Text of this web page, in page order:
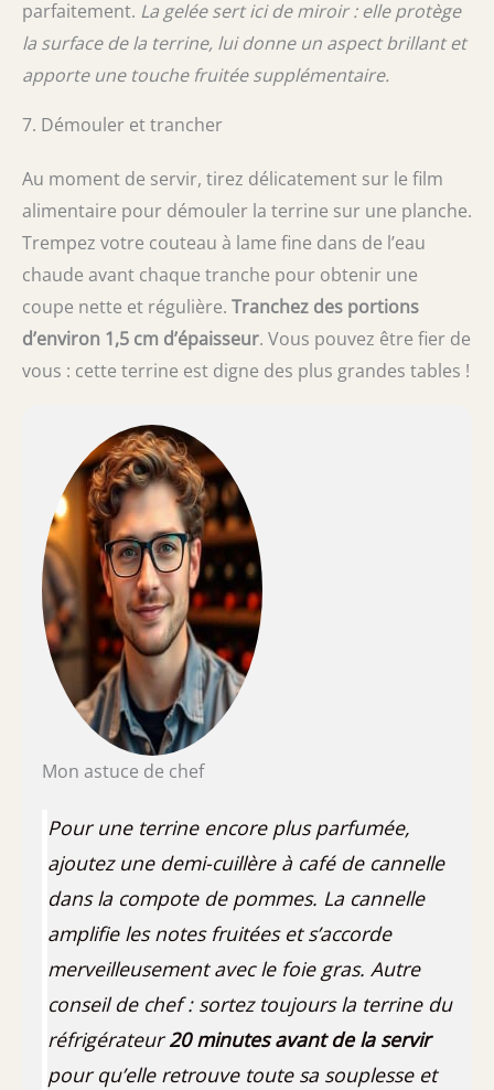
parfaitement. La gelée sert ici de miroir : elle protège
la surface de la terrine, lui donne un aspect brillant et
apporte une touche fruitée supplémentaire.
7. Démouler et trancher
Au moment de servir, tirez délicatement sur le film
alimentaire pour démouler la terrine sur une planche.
Trempez votre couteau à lame fine dans de l’eau
chaude avant chaque tranche pour obtenir une
coupe nette et régulière. Tranchez des portions
d’environ 1,5 cm d’épaisseur. Vous pouvez être fier de
vous : cette terrine est digne des plus grandes tables !
Mon astuce de chef
Pour une terrine encore plus parfumée,
ajoutez une demi-cuillère à café de cannelle
dans la compote de pommes. La cannelle
amplifie les notes fruitées et s’accorde
merveilleusement avec le foie gras. Autre
conseil de chef : sortez toujours la terrine du
réfrigérateur20 minutes avant de la servir
pour qu’elle retrouve toute sa souplesse et